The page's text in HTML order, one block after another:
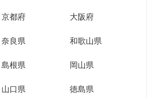
京都府 大阪府
奈良県 和歌山県
島根県 岡山県
山口県 徳島県